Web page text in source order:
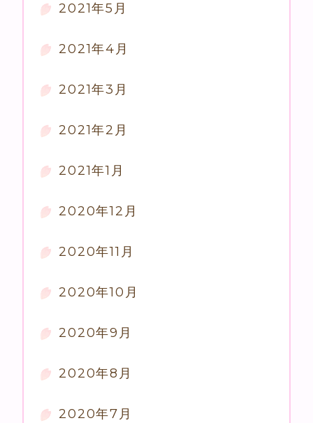
2021年5月
2021年4月
2021年3月
2021年2月
2021年1月
2020年12月
2020年11月
2020年10月
2020年9月
2020年8月
2020年7月